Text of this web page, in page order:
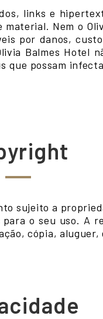
links e
Nem o
por danos,
Balmes Hotel
que possam
sujeito a
o seu uso. A
cópia,